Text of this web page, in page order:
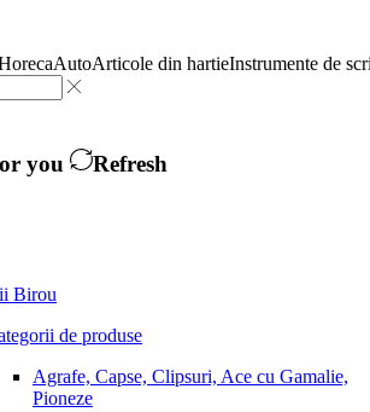
AutoArticole din hartieInstrumente de
you Refresh
Birou
de produse
Agrafe, Capse, Clipsuri, Ace cu Gamalie,
Pioneze